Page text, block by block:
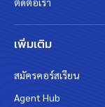
เพิ่มเติม
สมัครคอร์สเรียน
Agent Hub